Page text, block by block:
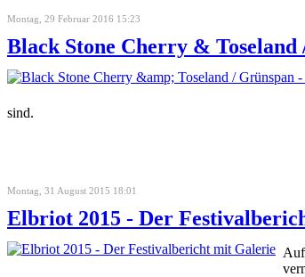
Montag, 29 Februar 2016 15:23
Black Stone Cherry &
sind.
Montag, 31 August 2015 18:01
Elbriot 2015 - Der